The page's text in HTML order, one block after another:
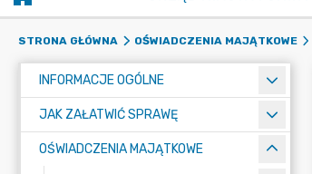
STRONA GŁÓWNA OŚWIADCZENIA MAJĄTKOWE
INFORMACJE OGÓLNE
JAK ZAŁATWIĆ SPRAWĘ
OŚWIADCZENIA MAJĄTKOWE